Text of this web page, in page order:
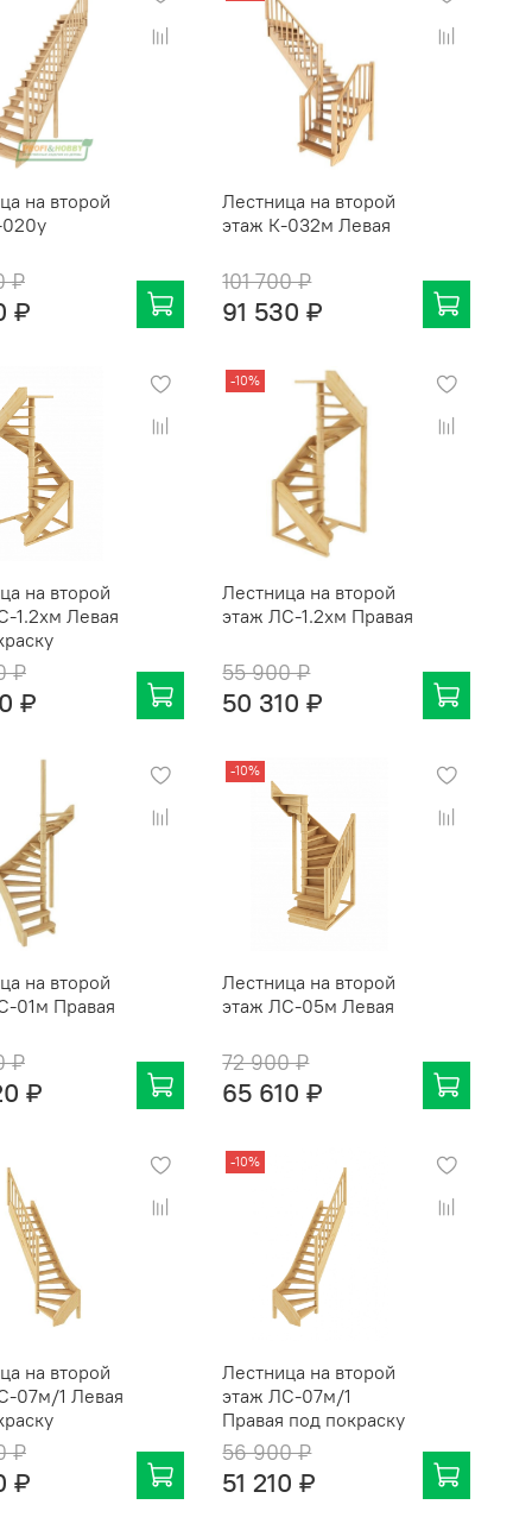
на второй
₽
₽
Лестница на второй
этаж К-032м Левая
101 700 ₽
91 530 ₽
на второй
1.2хм Левая
₽
₽
-10%
Лестница на второй
этаж ЛC-1.2хм Правая
55 900 ₽
50 310 ₽
на второй
01м Правая
₽
₽
-10%
Лестница на второй
этаж ЛС-05м Левая
72 900 ₽
65 610 ₽
на второй
07м/1 Левая
₽
₽
-10%
Лестница на второй
этаж ЛС-07м/1
Правая под покраску
56 900 ₽
51 210 ₽